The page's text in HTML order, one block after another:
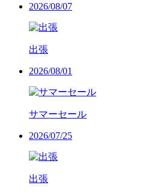
2026/08/07
出張
2026/08/01
サマーセール
2026/07/25
出張